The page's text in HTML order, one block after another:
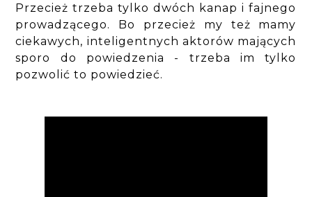
Przecież trzeba tylko dwóch kanap i fajnego
prowadzącego. Bo przecież my też mamy
ciekawych, inteligentnych aktorów mających
sporo do powiedzenia - trzeba im tylko
pozwolić to powiedzieć.